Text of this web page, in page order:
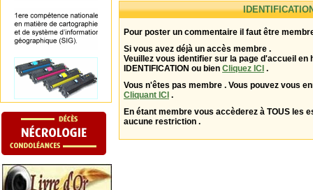
Pour poster un commentaire il faut être
Si vous avez déjà un accès membre .
Veuillez vous identifier sur la page d'accueil en
IDENTIFICATION ou bien Cliquez ICI .
Vous n'êtes pas membre . Vous pouvez vous
Cliquant ICI .
En étant membre vous accèderez à TOUS les
aucune restriction .